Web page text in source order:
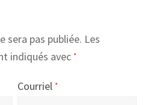
sera pas publiée. Les
indiqués avec*
Courriel*